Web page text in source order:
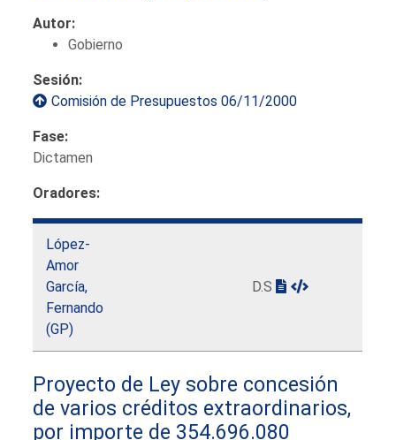
Autor:
Gobierno
Sesión:
Comisión de Presupuestos 06/11/2000
Fase:
Dictamen
Oradores:
López-
Amor
García,
Fernando
(GP)
D.S
Proyecto de Ley sobre concesión
de varios créditos extraordinarios,
por importe de 354.696.080